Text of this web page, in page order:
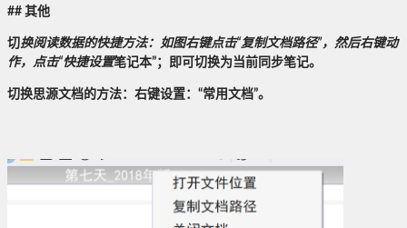
## 其他
切换阅读数据的快捷方法：如图右键点击“复制文档路径”，然后右键动
作，点击“快捷设置笔记本”；即可切换为当前同步笔记。
切换思源文档的方法：右键设置：“常用文档”。